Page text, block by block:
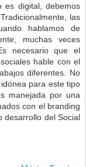
es digital, debemos
las
hablamos de
muchas veces
necesario que el
hable con el
diferentes. No
para este tipo
manejada por una
con el branding
desarrollo del Social